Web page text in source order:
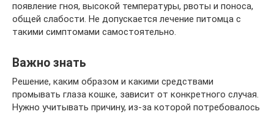
появление гноя, высокой температуры, рвоты и поноса,
общей слабости. Не допускается лечение питомца с
такими симптомами самостоятельно.
Важно знать
Решение, каким образом и какими средствами
промывать глаза кошке, зависит от конкретного случая.
Нужно учитывать причину, из-за которой потребовалось